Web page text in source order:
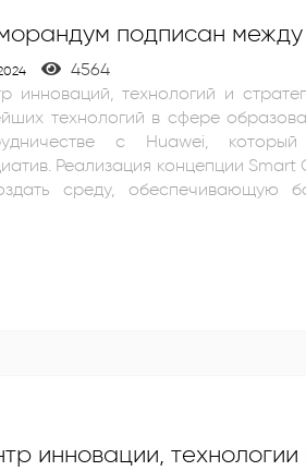
подписан между
4564
инноваций, технологий и
технологий в сфере
с Huawei,
Реализация концепции
среду, обеспечивающую
студентов; направление
образовательных
инновации,